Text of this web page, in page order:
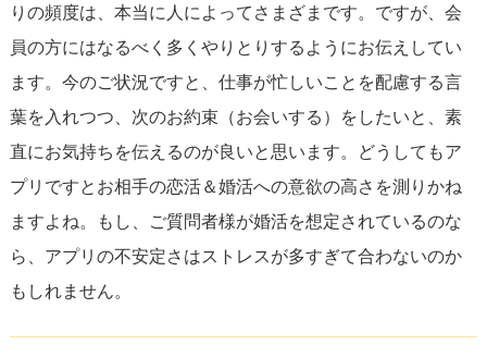
焦点を当てた伝え方を心がけると良いでしょう。
そして、彼の返信を待つ間、あなたが自分自身でできるこ
とに目を向ける ことも大切です。彼からの返信がない時間
を、不安でいっぱいになるのではなく、自分の趣味に没頭
する、友人と過ごす、スキルアップのための勉強をするな
ど、ポジティブな活動に充てることで、あなた自身の充実
感も高まります。
りの頻度は、本当に人によってさまざまです。ですが、会
員の方にはなるべく多くやりとりするようにお伝えしてい
ます。今のご状況ですと、仕事が忙しいことを配慮する言
葉を入れつつ、次のお約束（お会いする）をしたいと、素
直にお気持ちを伝えるのが良いと思います。どうしてもア
プリですとお相手の恋活＆婚活への意欲の高さを測りかね
ますよね。もし、ご質問者様が婚活を想定されているのな
ら、アプリの不安定さはストレスが多すぎて合わないのか
もしれません。